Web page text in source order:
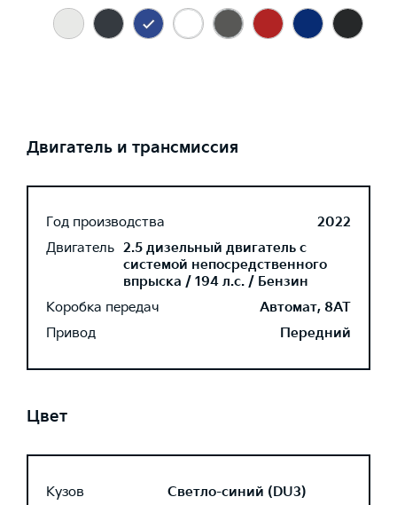
Двигатель и трансмиссия
Год производства
2022
Двигатель 2.5 дизельный двигатель с
системой непосредственного
впрыска / 194 л.с. / Бензин
Коробка передач
Автомат, 8AT
Привод
Передний
Цвет
Кузов Светло-синий (DU3)